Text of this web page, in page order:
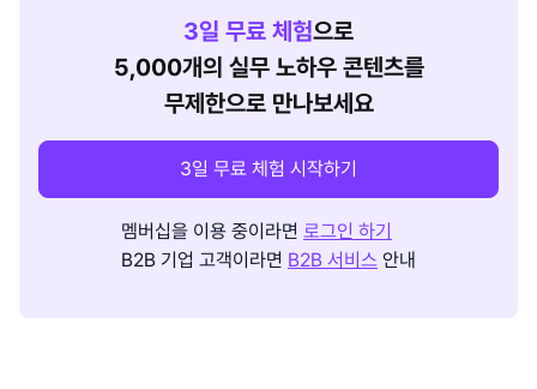
3일 무료 체험으로
5,000개의 실무 노하우 콘텐츠를
무제한으로 만나보세요
3일 무료 체험 시작하기
멤버십을 이용 중이라면 로그인 하기
B2B 기업 고객이라면 B2B 서비스 안내